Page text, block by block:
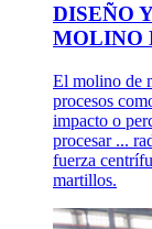
DISEÑO
MOLINO
El molino de
procesos
impacto o
procesar ...
fuerza
martillos.